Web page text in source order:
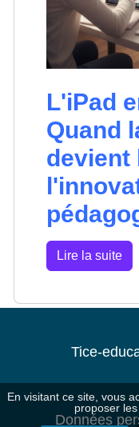
L'iPad
Quand
devient
Lire la suite
Tice-
Données
En visitant ce site, vous
proposer